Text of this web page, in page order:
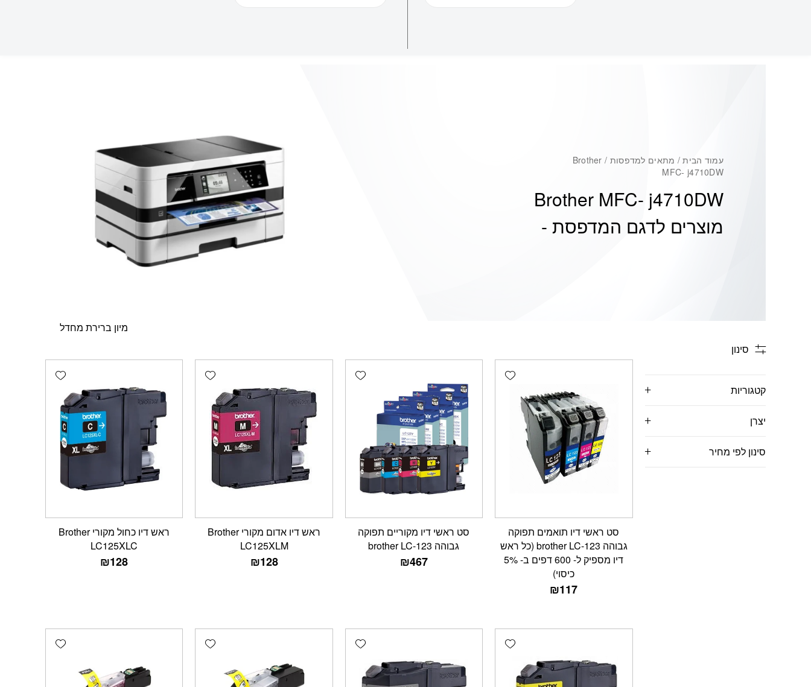
עמוד הבית
/ מתאים למדפסות / Brother
MFC- j4710DW
Brother MFC- j4710DW
מוצרים לדגם המדפסת -
סינון
קטגוריות
יצרן
סינון לפי מחיר
Add wishlist
סט ראשי דיו תואמים תפוקה
גבוהה brother LC-123 (כל ראש
דיו מספיק ל- 600 דפים ב- 5%
כיסוי)
₪117
Add wishlist
סט ראשי דיו מקוריים תפוקה
גבוהה brother LC-123
₪467
Add wishlist
ראש דיו אדום מקורי Brother
LC125XLM
₪128
Add wishlist
ראש דיו כחול מקורי Brother
LC125XLC
₪128
Add wishlist
Add wishlist
Add wishlist
Add wishlist